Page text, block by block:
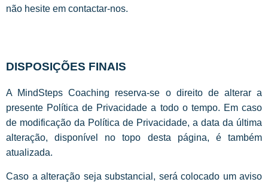
não hesite em contactar-nos.
DISPOSIÇÕES FINAIS
A MindSteps Coaching reserva-se o direito de alterar a
presente Política de Privacidade a todo o tempo. Em caso
de modificação da Política de Privacidade, a data da última
alteração, disponível no topo desta página, é também
atualizada.
Caso a alteração seja substancial, será colocado um aviso